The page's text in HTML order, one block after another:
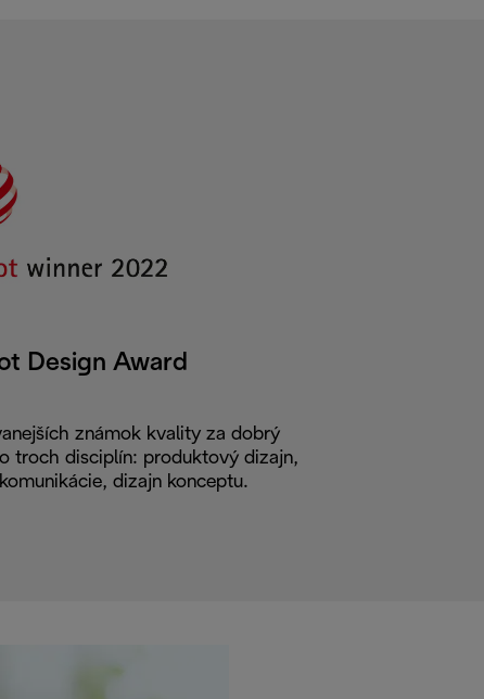
Design Award
známok kvality za dobrý
troch disciplín: produktový dizajn,
dizajn konceptu.